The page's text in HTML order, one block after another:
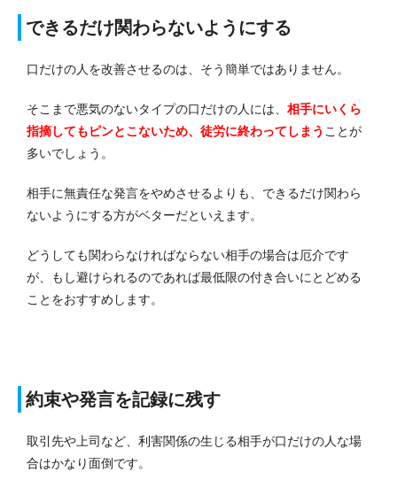
できるだけ関わらないようにする
口だけの人を改善させるのは、そう簡単ではありません。
そこまで悪気のないタイプの口だけの人には、 相手にいくら
指摘してもピンとこないため、徒労に終わってしまう ことが
多いでしょう。
相手に無責任な発言をやめさせるよりも、できるだけ関わら
ないようにする方がベターだといえます。
どうしても関わらなければならない相手の場合は厄介です
が、もし避けられるのであれば最低限の付き合いにとどめる
ことをおすすめします。
約束や発言を記録に残す
取引先や上司など、利害関係の生じる相手が口だけの人な場
合はかなり面倒です。